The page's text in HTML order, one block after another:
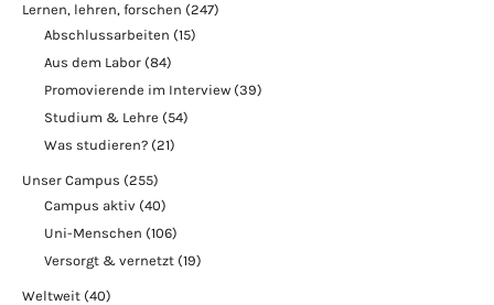
Lernen, lehren, forschen (247)
Abschlussarbeiten (15)
Aus dem Labor (84)
Promovierende im Interview (39)
Studium & Lehre (54)
Was studieren? (21)
Unser Campus (255)
Campus aktiv (40)
Uni-Menschen (106)
Versorgt & vernetzt (19)
Weltweit (40)